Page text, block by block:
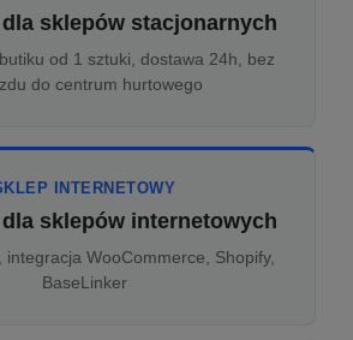
sklepów stacjonarnych
od 1 sztuki, dostawa 24h, bez
do centrum hurtowego
INTERNETOWY
sklepów internetowych
integracja WooCommerce, Shopify,
BaseLinker